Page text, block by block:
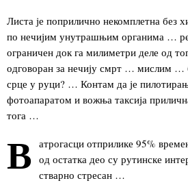
Листа је поприлично некомплетна без
по нечијим унутрашњим органима …
ограничен док га милиметри деле од
одговоран за нечију смрт … мислим …
срце у руци? … Контам да је
фотоапаратом и вожња таксија
тога …
В атрогасци отприлике 95%
од остатка део су рутинске
стварно стресан …